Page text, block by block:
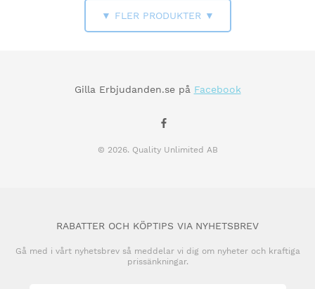
▼ FLER PRODUKTER ▼
Gilla Erbjudanden.se på Facebook
© 2026. Quality Unlimited AB
RABATTER OCH KÖPTIPS VIA NYHETSBREV
Gå med i vårt nyhetsbrev så meddelar vi dig om nyheter och kraftiga
prissänkningar.